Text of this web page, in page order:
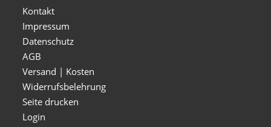
Kontakt
Impressum
Datenschutz
AGB
Versand | Kosten
Widerrufsbelehrung
Seite drucken
Login